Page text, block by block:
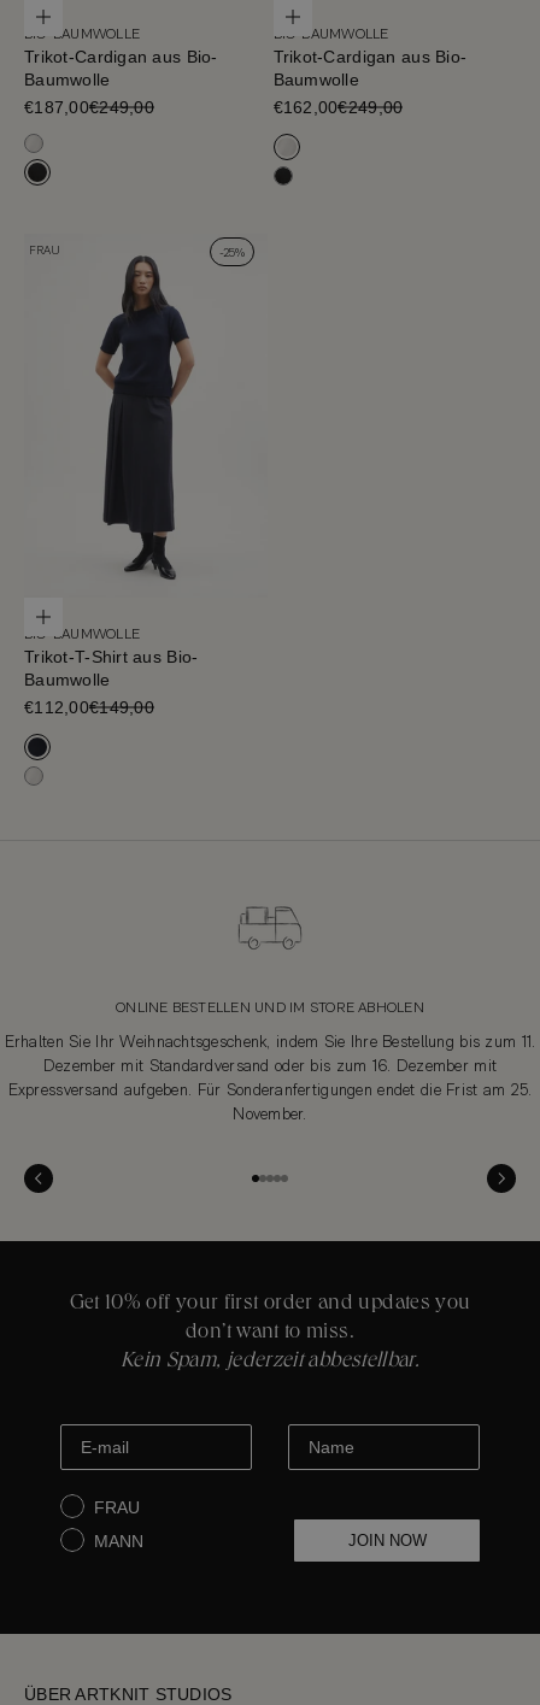
Optionen auswählen
BIO-BAUMWOLLE
Trikot-Cardigan aus Bio-
Baumwolle
Verkaufspreis
€187,00€249,00
Milchweiß
Schwarz
Optionen auswählen
BIO-BAUMWOLLE
Trikot-Cardigan aus Bio-
Baumwolle
Verkaufspreis
€162,00€249,00
Milchweiß
Schwarz
FRAU -25%
Optionen auswählen
BIO-BAUMWOLLE
Trikot-T-Shirt aus Bio-
Baumwolle
Verkaufspreis
€112,00€149,00
Tiefblau
Milchweiß
ONLINE BESTELLEN UND IM STORE ABHOLEN
Erhalten Sie Ihr Weihnachtsgeschenk, indem Sie Ihre Bestellung bis zum 11.
Dezember mit Standardversand oder bis zum 16. Dezember mit
Expressversand aufgeben. Für Sonderanfertigungen endet die Frist am 25.
November.
Gehe zu Element 1
Gehe zu Element 2
Gehe zu Element 3
Gehe zu Element 4
Gehe zu Element 5
Get 10% off your first order and updates you
don’t want to miss.
Kein Spam, jederzeit abbestellbar.
FRAU
MANN
JOIN NOW
ÜBER ARTKNIT STUDIOS